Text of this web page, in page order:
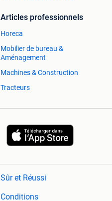
Articles professionnels
Horeca
Mobilier de bureau &
Aménagement
Machines & Construction
Tracteurs
Sûr et Réussi
Conditions